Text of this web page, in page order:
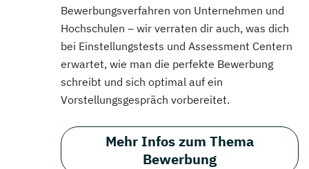
Bewerbungsverfahren von Unternehmen und
Hochschulen – wir verraten dir auch, was dich
bei Einstellungstests und Assessment Centern
erwartet, wie man die perfekte Bewerbung
schreibt und sich optimal auf ein
Vorstellungsgespräch vorbereitet.
Mehr Infos zum Thema
Bewerbung